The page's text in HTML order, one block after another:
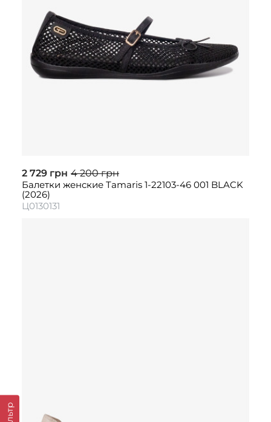
2 729 грн 4 200 грн
Балетки женские Tamaris 1-22103-46 001 BLACK
(2026)
Ц0130131